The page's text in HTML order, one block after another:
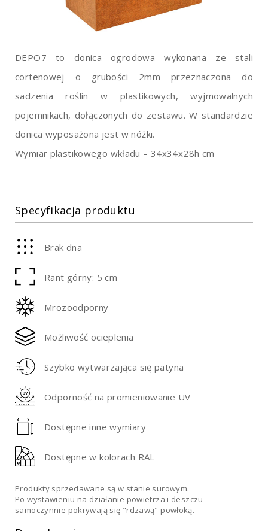
DEPO7 to donica ogrodowa wykonana ze stali
cortenowej o grubości 2mm przeznaczona do
sadzenia roślin w plastikowych, wyjmowalnych
pojemnikach, dołączonych do zestawu. W standardzie
donica wyposażona jest w nóżki.
Wymiar plastikowego wkładu – 34x34x28h cm
Specyfikacja produktu
Brak dna
Rant górny: 5 cm
Mrozoodporny
Możliwość ocieplenia
Szybko wytwarzająca się patyna
Odporność na promieniowanie UV
Dostępne inne wymiary
Dostępne w kolorach RAL
Produkty sprzedawane są w stanie surowym.
Po wystawieniu na działanie powietrza i deszczu
samoczynnie pokrywają się "rdzawą" powłoką.